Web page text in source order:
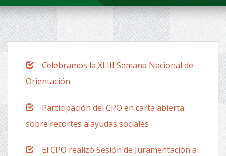
Celebramos la XLIII Semana Nacional de
Orientación
Participación del CPO en carta abierta
sobre recortes a ayudas sociales
El CPO realizó Sesión de Juramentación a